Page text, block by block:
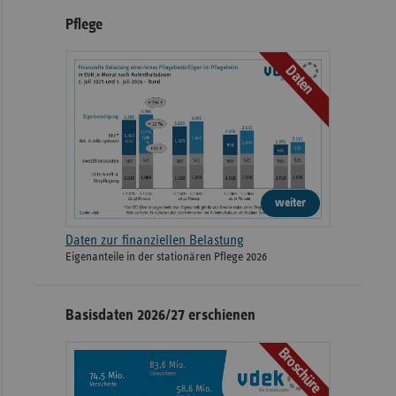
Pflege
Daten
weiter
Daten zur finanziellen Belastung
Eigenanteile in der stationären Pflege 2026
Basisdaten 2026/27 erschienen
Broschüre